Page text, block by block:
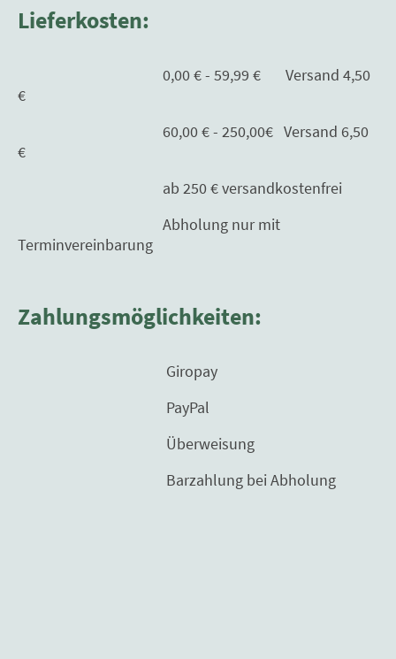
Lieferkosten:
0,00 € - 59,99 € Versand 4,50
€
60,00 € - 250,00€ Versand 6,50
€
ab 250 € versandkostenfrei
Abholung nur mit
Terminvereinbarung
Zahlungsmöglichkeiten:
Giropay
PayPal
Überweisung
Barzahlung bei Abholung